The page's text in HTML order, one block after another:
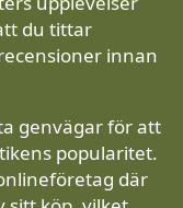
du tittar
innan
genvägar för att
popularitet.
där